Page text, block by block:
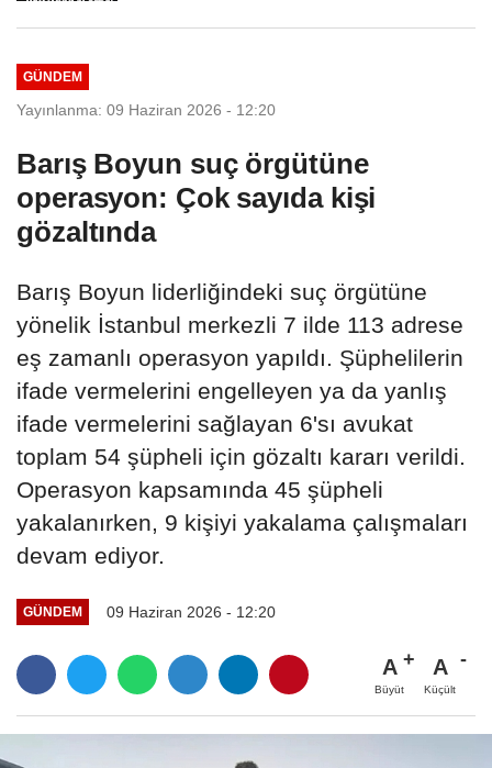
GÜNDEM
Yayınlanma: 09 Haziran 2026 - 12:20
Barış Boyun suç örgütüne
operasyon: Çok sayıda kişi
gözaltında
Barış Boyun liderliğindeki suç örgütüne
yönelik İstanbul merkezli 7 ilde 113 adrese
eş zamanlı operasyon yapıldı. Şüphelilerin
ifade vermelerini engelleyen ya da yanlış
ifade vermelerini sağlayan 6'sı avukat
toplam 54 şüpheli için gözaltı kararı verildi.
Operasyon kapsamında 45 şüpheli
yakalanırken, 9 kişiyi yakalama çalışmaları
devam ediyor.
GÜNDEM 09 Haziran 2026 - 12:20
A
Büyüt
A
Küçült